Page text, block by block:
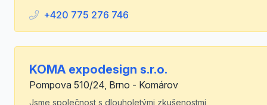
+420 775 276 746
KOMA expodesign s.r.o.
Pompova 510/24, Brno - Komárov
Jsme společnost s dlouholetými zkušenostmi